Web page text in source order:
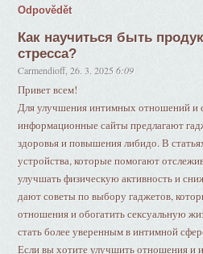
Odpovědět
Как научиться быть
стресса?
Carmendioff,26. 3. 2025 6:09
Привет всем!
Для улучшения интимных отношений и
информационные сайты предлагают
здоровья и повышения либидо. В
устройства, которые помогают
улучшать физическую активность и
дают советы по выбору гаджетов,
отношения и обогатить сексуальную
стать более уверенным в интимной
Если вы хотите улучшить отношения и